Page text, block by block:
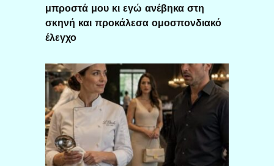
μπροστά μου κι εγώ ανέβηκα στη
σκηνή και προκάλεσα ομοσπονδιακό
έλεγχο